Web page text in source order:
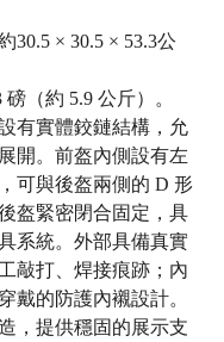
30.5 × 30.5 × 53.3公
（約 5.9 公斤）。
有實體鉸鏈結構，允
開。前盔內側設有左
可與後盔兩側的 D 形
盔緊密閉合固定，具
系統。外部具備真實
敲打、焊接痕跡；內
戴的防護內襯設計。
，提供穩固的展示支